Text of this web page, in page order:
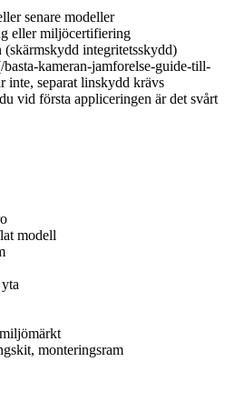
senare modeller
eller miljöcertifiering
integritetsskydd)
kameran-jamforelse-guide-till-
inte, separat linskydd krävs
vid första appliceringen är det svårt
modell
monteringsram